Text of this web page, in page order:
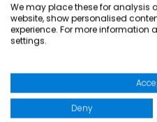
We may place these for analysis
website, show personalised
experience. For more information
settings.
Deny